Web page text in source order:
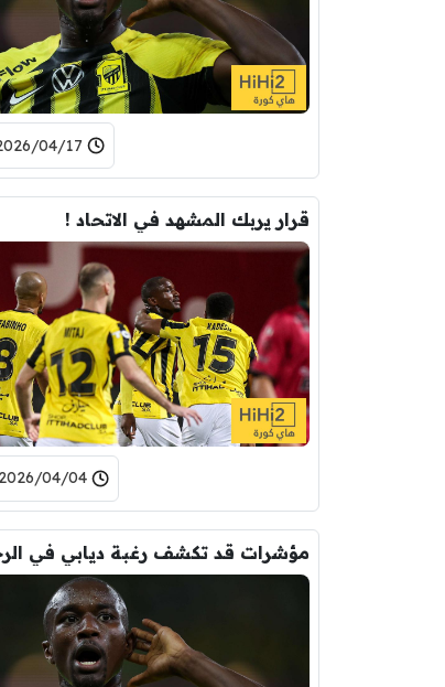
04/17 - 12:15
قرار يربك المشهد في الاتحاد !
2026/04/04 - 09:22